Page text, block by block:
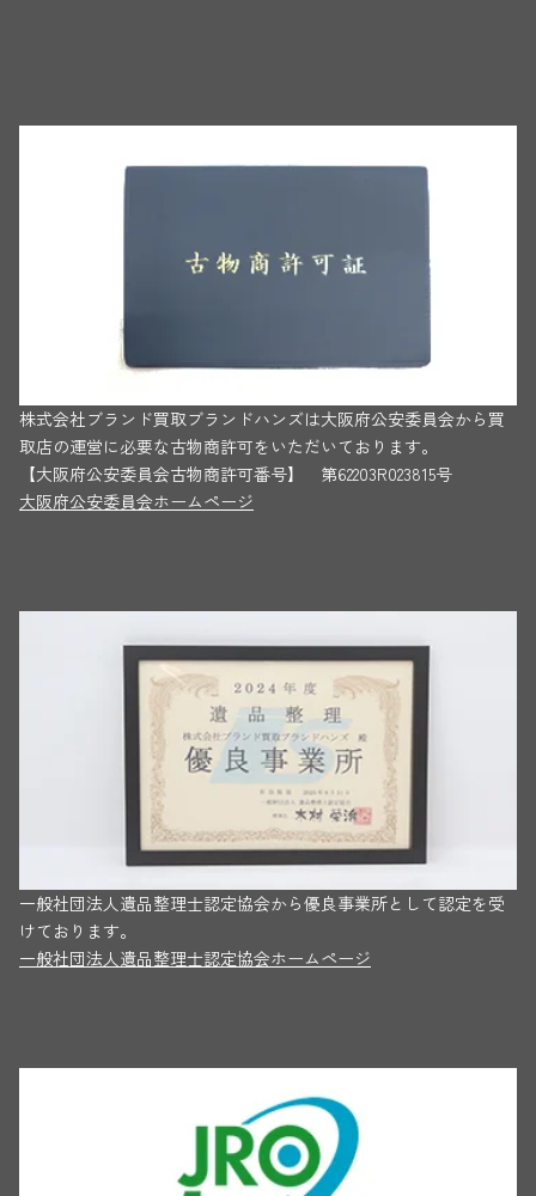
株式会社ブランド買取ブランドハンズは大阪府公安委員会から買
取店の運営に必要な古物商許可をいただいております。
【大阪府公安委員会古物商許可番号】 第62203R023815号
大阪府公安委員会ホームページ
一般社団法人遺品整理士認定協会から優良事業所として認定を受
けております。
一般社団法人遺品整理士認定協会ホームページ